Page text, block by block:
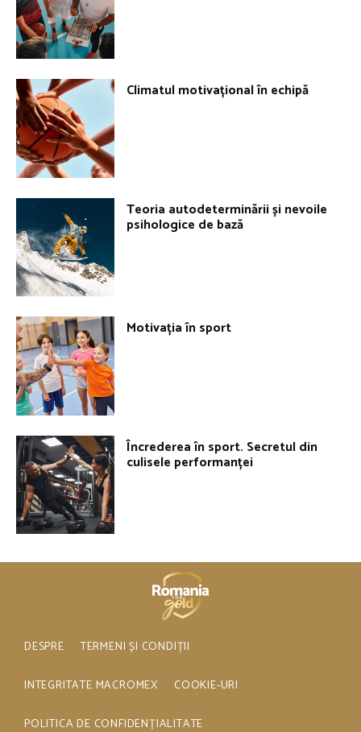
Climatul motivațional în echipă
Teoria autodeterminării și nevoile
psihologice de bază
Motivația în sport
Încrederea în sport. Secretul din
culisele performanței
DESPRE TERMENI ȘI CONDIȚII
INTEGRITATE MACROMEX COOKIE-URI
POLITICA DE CONFIDENȚIALITATE